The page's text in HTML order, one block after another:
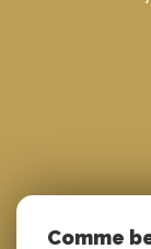
Comme